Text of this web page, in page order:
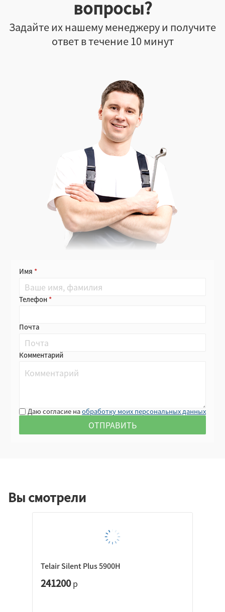
вопросы?
Задайте их нашему менеджеру и получите
ответ в течение 10 минут
Имя
Телефон
Почта
Комментарий
Даю согласие наобработку моих персональных данных
Вы смотрели
Telair Silent Plus 5900H
241200р